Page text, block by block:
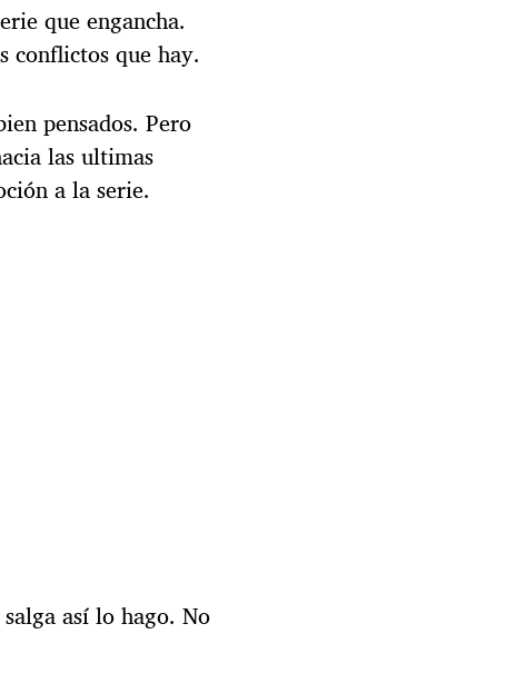
que engancha.
conflictos que hay.
pensados. Pero
las ultimas
a la serie.
así lo hago. No